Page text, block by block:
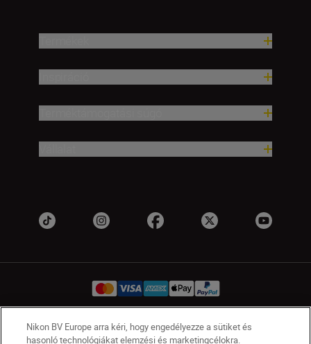
HU Nikon Sites
Nikon BV Europe arra kéri, hogy engedélyezze a sütiket és
hasonló technológiákat elemzési és marketingcélokra.